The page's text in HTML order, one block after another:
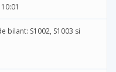
bilant: S1002, S1003 si